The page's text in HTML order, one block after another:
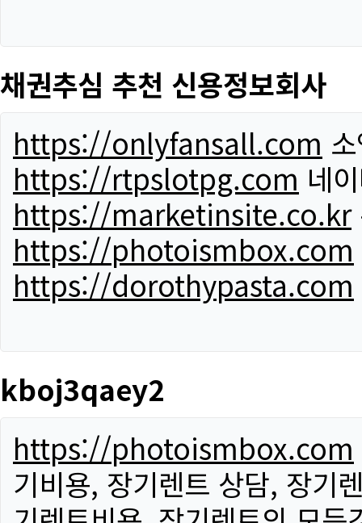
채권추심 추천 신용정보회사
https://onlyfansall.com
https://rtpslotpg.com 네
https://marketinsite.co.kr
https://photoismbox.com
https://dorothypasta.com
kboj3qaey2
https://photoismbox.com
기비용, 장기렌트 상담, 장기